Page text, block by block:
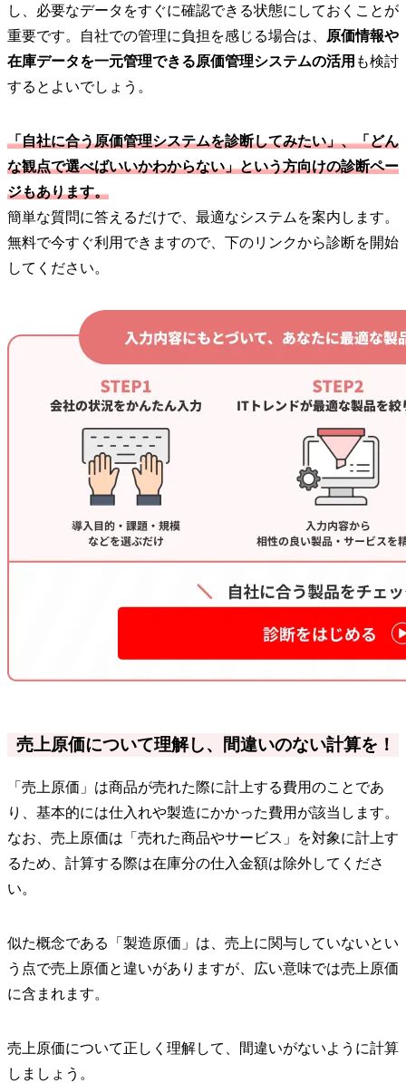
し、必要なデータをすぐに確認できる状態にしておくことが
重要です。自社での管理に負担を感じる場合は、
原価情報や
在庫データを一元管理できる原価管理システムの活用 も検討
するとよいでしょう。
「自社に合う原価管理システムを診断してみたい」、「どん
な観点で選べばいいかわからない」という方向けの診断ペー
ジもあります。
簡単な質問に答えるだけで、最適なシステムを案内します。
無料で今すぐ利用できますので、下のリンクから診断を開始
してください。
売上原価について理解し、間違いのない計算を！
「売上原価」は商品が売れた際に計上する費用のことであ
り、基本的には仕入れや製造にかかった費用が該当します。
なお、売上原価は「売れた商品やサービス」を対象に計上す
るため、計算する際は在庫分の仕入金額は除外してくださ
い。
似た概念である「製造原価」は、売上に関与していないとい
う点で売上原価と違いがありますが、広い意味では売上原価
に含まれます。
売上原価について正しく理解して、間違いがないように計算
しましょう。